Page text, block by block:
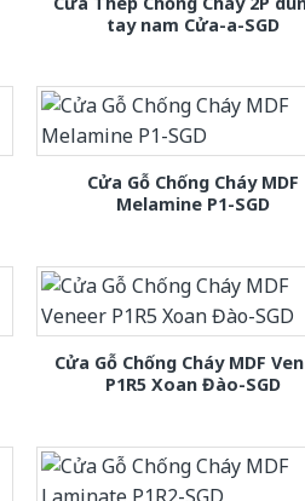
tay nam Cửa-a-SGD
Cửa Gỗ Chống Cháy MDF
Melamine P1-SGD
Cửa Gỗ Chống Cháy MDF
P1R5 Xoan Đào-SGD